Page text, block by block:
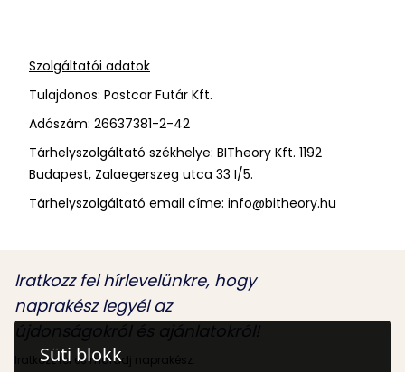
Süti blokk
Szolgáltatói adatok
Tulajdonos: Postcar Futár Kft.
Adószám: 26637381-2-42
Tárhelyszolgáltató székhelye: BITheory Kft. 1192
Budapest, Zalaegerszeg utca 33 I/5.
Tárhelyszolgáltató email címe: info@bitheory.hu
Iratkozz fel hírlevelünkre, hogy
naprakész legyél az
újdonságokról és ajánlatokról!
Iratkozz fel és maradj naprakész.